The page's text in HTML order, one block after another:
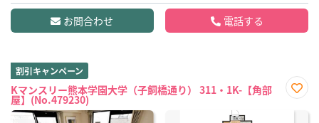
お問合わせ 電話する
割引キャンペーン
Kマンスリー熊本学園大学（子飼橋通り） 311・1K-【角部
屋】(No.479230)
に入